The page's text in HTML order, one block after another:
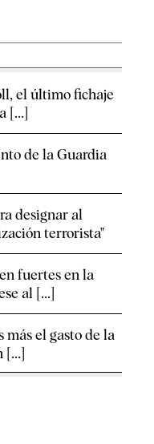
el último fichaje
[...]
de la Guardia
designar al
terrorista"
fuertes en la
al [...]
más el gasto de la
[...]